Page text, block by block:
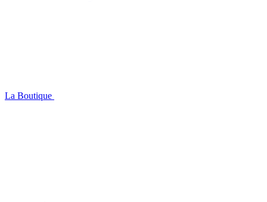
La Boutique